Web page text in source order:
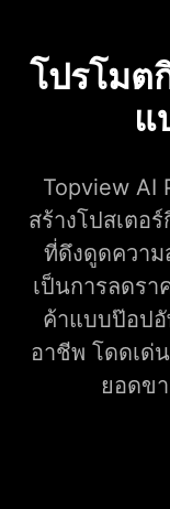
โปรโมต
แ
Topview AI
สร้างโปสเตอ
ที่ดึงดูดความ
เป็นการลดร
ค้าแบบป๊อป
อาชีพ โดดเด่
ยอดข